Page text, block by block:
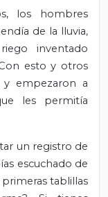
los hombres
de la lluvia,
inventado
esto y otros
y empezaron a
les permitía
un registro de
escuchado de
primeras tablillas